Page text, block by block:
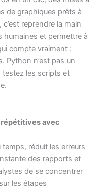
de graphiques prêts à
reprendre la main
humaines et permettre à
compte vraiment :
Python n’est pas un
testez les scripts et
avec
réduit les erreurs
des rapports et
de se concentrer
les étapes